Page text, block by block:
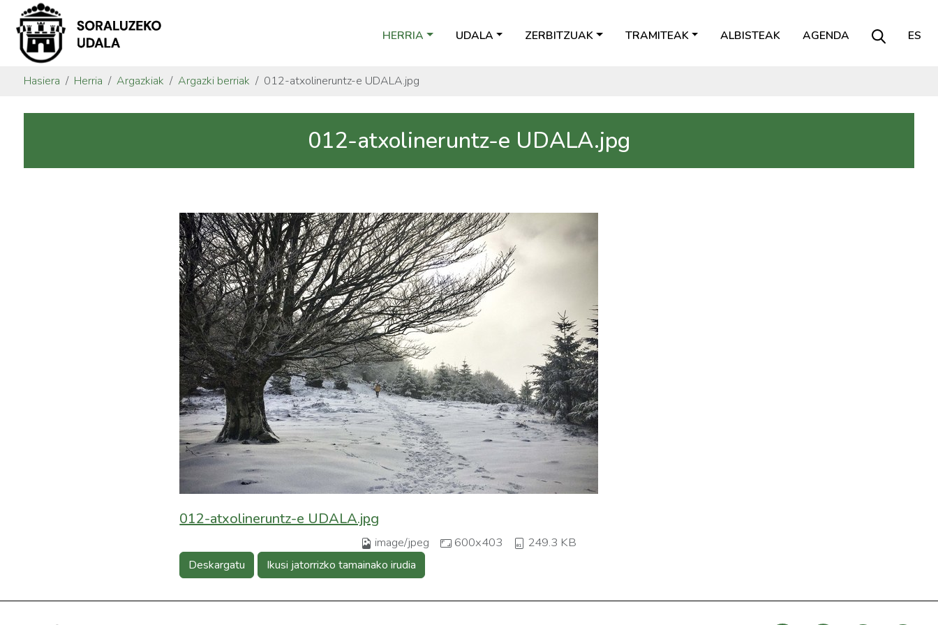
HERRIA UDALA ZERBITZUAK TRAMITEAK ALBISTEAK AGENDA ES
Hasiera Herria Argazkiak Argazki berriak 012-atxolineruntz-e UDALA.jpg
012-atxolineruntz-e UDALA.jpg
012-atxolineruntz-e UDALA.jpg
image/jpeg 600x403 249.3 KB
Deskargatu Ikusi jatorrizko tamainako irudia